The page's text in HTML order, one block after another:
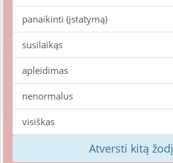
panaikinti (įstatymą)
susilaikąs
apleidimas
nenormalus
visiškas
Atversti kitą žodį